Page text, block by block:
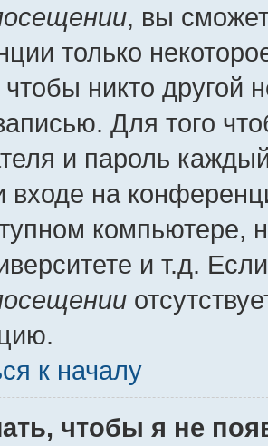
, вы
только
чтобы никто другой
Для того
и пароль
входе на
компьютере,
и т.д.
к началу
чтобы я не